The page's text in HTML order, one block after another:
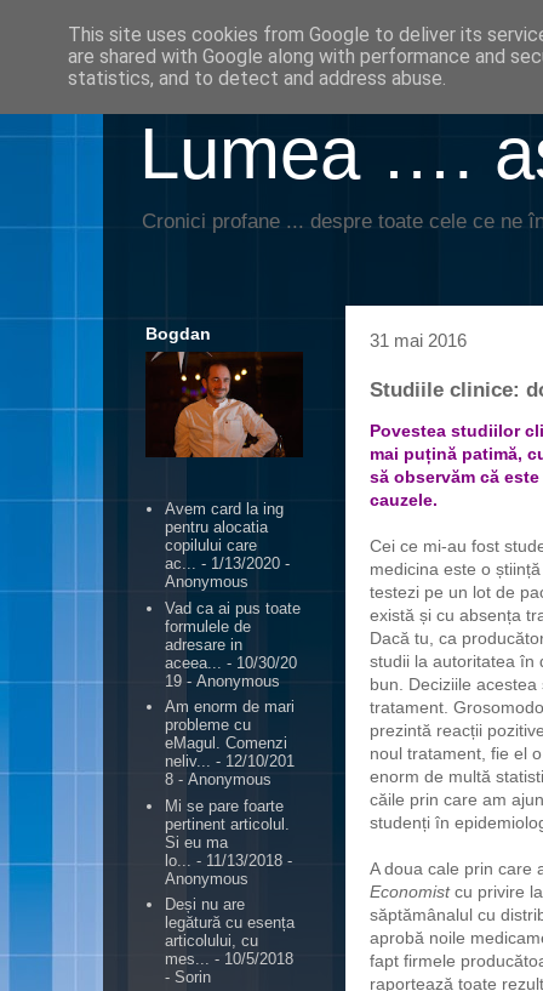
Lumea ….
Cronici profane ... despre toate cele ce ne
31 mai 2016
Studiile clinice:
Povestea studiilor
mai puțină patimă,
să observăm că
cauzele.
Cei ce mi-au fost
medicina este o
testezi pe un lot de
există și cu absența
Dacă tu, ca
studii la autoritatea în
bun. Deciziile
tratament.
prezintă reacții
noul tratament, fie el
enorm de multă
căile prin care am
studenți în
A doua cale prin care
Economistcu privire
săptămânalul cu
aprobă noile
fapt firmele
raportează toate
Bogdan
Avem card la ing
pentru alocatia
copilului care
ac... - 1/13/2020 -
Anonymous
Vad ca ai pus toate
formulele de
adresare in
aceea...
- 10/30/20
19 - Anonymous
Am enorm de mari
probleme cu
eMagul. Comenzi
neliv... - 12/10/201
8 - Anonymous
Mi se pare foarte
pertinent articolul.
Si eu ma
lo...
- 11/13/2018 -
Anonymous
Deși nu are
legătură cu esența
articolului, cu
mes... - 10/5/2018
- Sorin
This site uses cookies from Google to deliver its
are shared with Google along with performance and
statistics, and to detect and address abuse.